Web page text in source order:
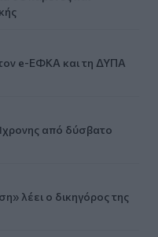
e-ΕΦΚΑ και τη ΔΥΠΑ
από δύσβατο
λέει ο δικηγόρος της